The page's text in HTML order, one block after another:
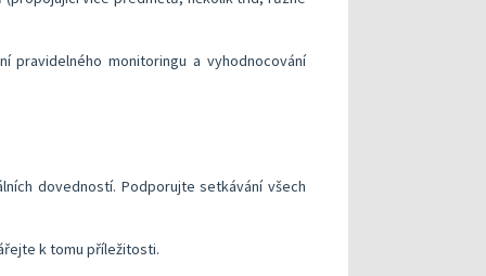
pravidelného monitoringu a vyhodnocování
dovedností. Podporujte setkávání všech
k tomu příležitosti.